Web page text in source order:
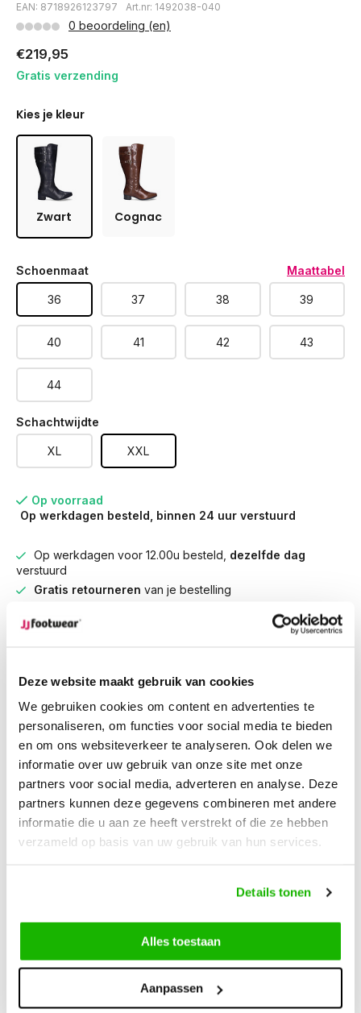
Deze website maakt gebruik van cookies
We gebruiken cookies om content en advertenties te
personaliseren, om functies voor social media te bieden
en om ons websiteverkeer te analyseren. Ook delen we
informatie over uw gebruik van onze site met onze
partners voor social media, adverteren en analyse. Deze
partners kunnen deze gegevens combineren met andere
informatie die u aan ze heeft verstrekt of die ze hebben
verzameld op basis van uw gebruik van hun services.
Details tonen
Alles toestaan
Aanpassen
EAN: 8718926123797 Art.nr: 1492038-040
0 beoordeling (en)
€219,95
Gratis verzending
Kies je kleur
Zwart Cognac
Schoenmaat Maattabel
36 37 38 39
40 41 42 43
44
Schachtwijdte
XL XXL
Op voorraad
Op werkdagen besteld, binnen 24 uur verstuurd
Op werkdagen voor 12.00u besteld, dezelfde dag
verstuurd
Gratis retourneren van je bestelling
1500+ modellen op voorraad
Beschrijving
Piraens - Zwart
Piraens is een zwarte laars van hoogwaardig leer met een
extra brede schacht. Deze laars is uitgerust met verstelbare
gespen aan de zijkant. Deze hebben zowel een decoratieve
functie als een praktische: je kunt de pasvorm ermee
verfijnen. Dit model heeft een lage hak, een ritssluiting en is
Kunnen we helpen?
openingstijden